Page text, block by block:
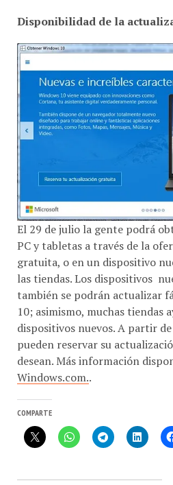
Disponibilidad de la
El 29 de julio la gente podrá
PC y tabletas a través de la
gratuita, o en un dispositivo
las tiendas. Los dispositivos
también se podrán actualizar
10; asimismo, muchas tiendas
dispositivos nuevos. A partir
pueden reservar su
desean. Más información
Windows.com..
COMPARTE